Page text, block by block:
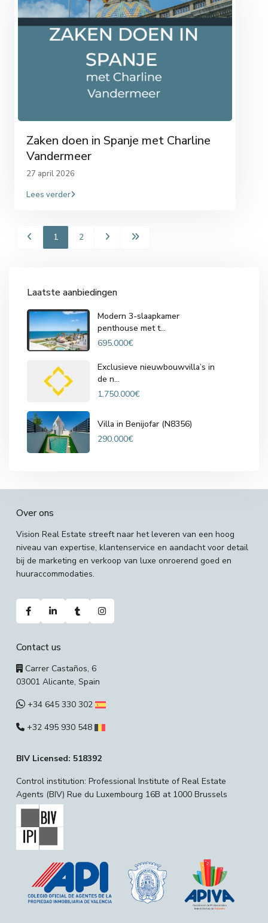
Zaken doen in Spanje met Charline
Vandermeer
27 april 2026
Lees verder
1 2
Laatste aanbiedingen
Modern 3-slaapkamer
penthouse met t...
695.000€
Exclusieve nieuwbouwvilla’s in
de n...
1.750.000€
Villa in Benijofar (N8356)
290.000€
Over ons
Vision Real Estate streeft naar het leveren van een hoog
niveau van expertise, klantenservice en aandacht voor detail
bij de marketing en verkoop van luxe onroerend goed en
huuraccommodaties.
Contact us
Carrer Castaños, 6
03001 Alicante, Spain
+34 645 330 302
+32 495 930 548
BIV Licensed: 518392
Control institution: Professional Institute of Real Estate
Agents (BIV) Rue du Luxembourg 16B at 1000 Brussels